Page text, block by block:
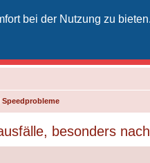
bei der Nutzung zu
besonders